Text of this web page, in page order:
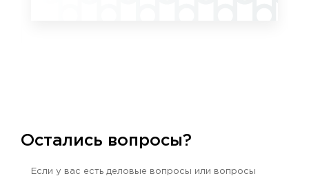
Остались вопросы?
Если у вас есть деловые вопросы или вопросы